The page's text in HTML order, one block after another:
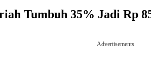
Tumbuh 35% Jadi Rp
Advertisements